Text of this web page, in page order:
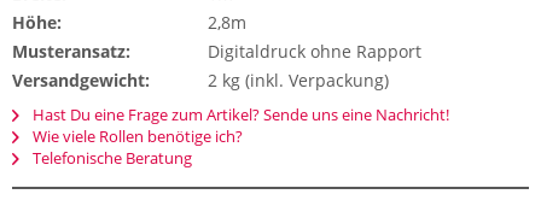
Höhe:
2,8m
Musteransatz:
Digitaldruck ohne Rapport
Versandgewicht:
2 kg (inkl. Verpackung)
Hast Du eine Frage zum Artikel? Sende uns eine Nachricht!
Wie viele Rollen benötige ich?
Telefonische Beratung